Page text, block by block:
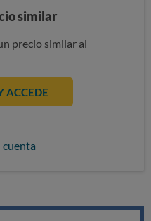
similar
precio similar al
ACCEDE
cuenta